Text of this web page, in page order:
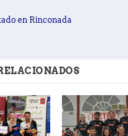
en Rinconada